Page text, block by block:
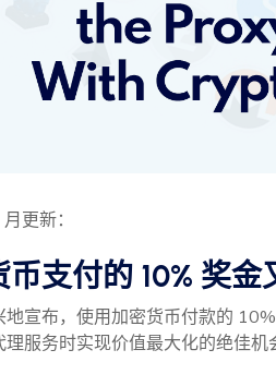
更新：
支付的 10% 奖金
地宣布，使用加密货币付款的
服务时实现价值最大化的绝佳机